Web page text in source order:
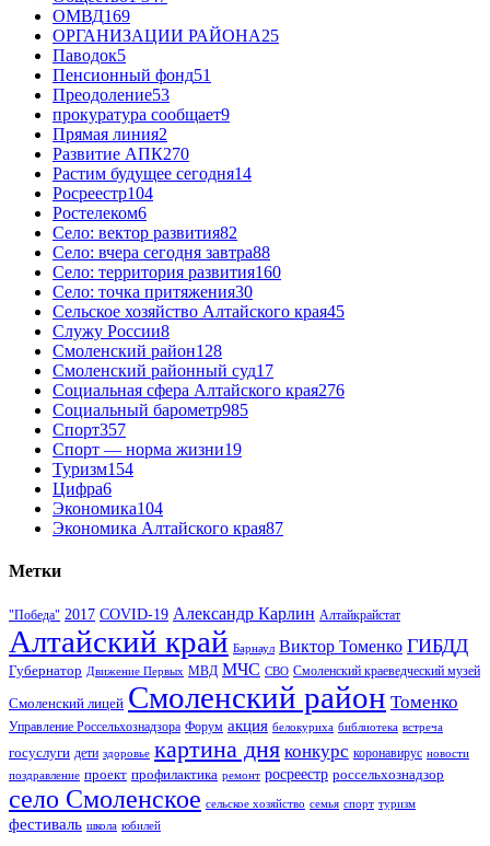
ОМВД169
ОРГАНИЗАЦИИ РАЙОНА25
Паводок5
Пенсионный фонд51
Преодоление53
прокуратура сообщает9
Прямая линия2
Развитие АПК270
Растим будущее сегодня14
Росреестр104
Ростелеком6
Село: вектор развития82
Село: вчера сегодня завтра88
Село: территория развития160
Село: точка притяжения30
Сельское хозяйство Алтайского края45
Служу России8
Смоленский район128
Смоленский районный суд17
Социальная сфера Алтайского края276
Социальный барометр985
Спорт357
Спорт — норма жизни19
Туризм154
Цифра6
Экономика104
Экономика Алтайского края87
Метки
"Победа" 2017 COVID-19 Александр Карлин Алтайкрайстат
Алтайский край Барнаул Виктор Томенко ГИБДД
Губернатор Движение Первых МВД МЧС СВО Смоленский краеведческий музей
Смоленский лицей Смоленский район Томенко
Управление Россельхознадзора Форум акция белокуриха библиотека встреча
госуслуги дети здоровье картина дня конкурс коронавирус новости
поздравление проект профилактика ремонт росреестр россельхознадзор
село Смоленское сельское хозяйство семья спорт туризм
фестиваль школа юбилей